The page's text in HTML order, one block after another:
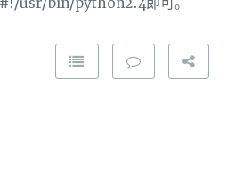
usr/bin/python2.4即可。